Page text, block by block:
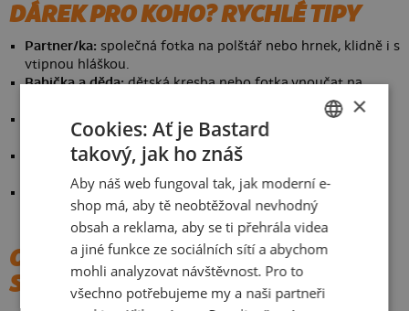
DÁREK PRO KOHO? RYCHLÉ TIPY
Partner/ka: společná fotka na polštář nebo hrnek, klidně i s
vtipnou hláškou.
Babička a děda:dětská kresba nebo fotka vnoučat na
karikatura nebo Lego postava na triku, čím víc
trapná fotka, tím líp.
Fanoušek seriálů/her:Simpsonovi, Ghibli nebo Minecraft
styl podle toho, co frčí u něj.
Kolega do práce:termohrnek nebo plecháček s vtipným
motivem na firemní kuchyňku.
OD KOLIKA KUSŮ A DO KDY TO
STIHNU?
SLOVAK
×
Cookies: Ať je Bastard
takový, jak ho znáš
Aby náš web fungoval tak, jak moderní e-
shop má, aby tě neobtěžoval nevhodný
obsah a reklama, aby se ti přehrála videa
a jiné funkce ze sociálních sítí a abychom
mohli analyzovat návštěvnost. Pro to
všechno potřebujeme my a naši partneři